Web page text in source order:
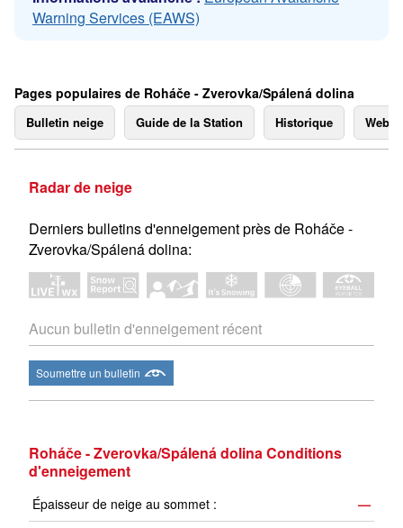
Warning Services (EAWS)
Pages populaires de Roháče - Zverovka/Spálená dolina
Bulletin neige Guide de la Station Historique
Radar de neige
Derniers bulletins d'enneigement près de Roháče -
Zverovka/Spálená dolina:
Aucun bulletin d'enneigement récent
Soumettre un bulletin
Roháče - Zverovka/Spálená dolina Conditions
d'enneigement
Épaisseur de neige au sommet :
—